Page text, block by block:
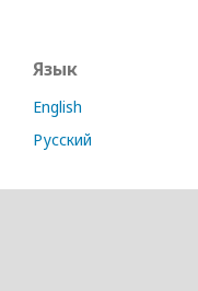
Язык
English
Русский